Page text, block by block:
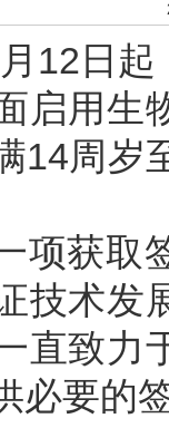
月 12 日
启用生
14周岁
获取签
技术发
直致力
必要的